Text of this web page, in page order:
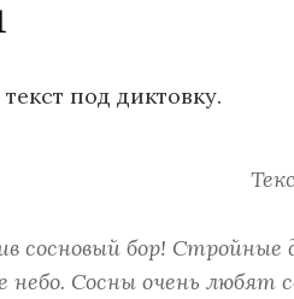
под диктовку.
сосновый бор!
небо. Сосны очень любят